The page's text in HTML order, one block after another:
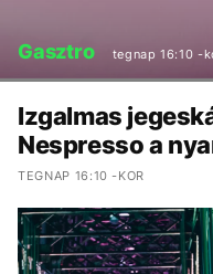
Gasztro tegnap 16:10 -
Izgalmas
Nespresso a
TEGNAP 16:10 -KOR